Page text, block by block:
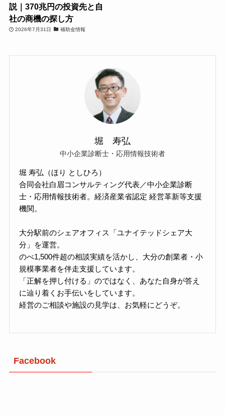
説｜370兆円の投資先と自
社の商機の探し方
2026年7月31日 補助金情報
堀 寿弘
中小企業診断士・応用情報技術者
堀 寿弘（ほり としひろ）
合同会社白眉コンサルティング代表／中小企業診断
士・応用情報技術者。経済産業省認定 経営革新等支援
機関。
大分駅前のシェアオフィス「ユナイテッドシェア大
分」を運営。
のべ1,500件超の相談実績を活かし、大分の創業者・小
規模事業者を伴走支援しています。
「正解を押し付ける」のではなく、あなた自身が答え
に辿り着くお手伝いをしています。
経営のご相談や施設の見学は、お気軽にどうぞ。
Facebook